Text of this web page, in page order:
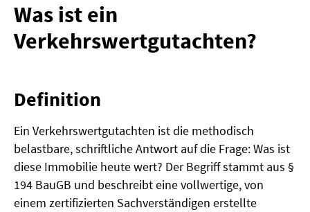
Was ist ein
Verkehrswertgutachten?
Definition
Ein Verkehrswertgutachten ist die methodisch
belastbare, schriftliche Antwort auf die Frage: Was ist
diese Immobilie heute wert? Der Begriff stammt aus §
194 BauGB und beschreibt eine vollwertige, von
einem zertifizierten Sachverständigen erstellte